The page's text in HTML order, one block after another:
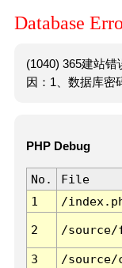
Database
(1040) 365建站
因：1、数据库密
PHP Debug
No. File
1
/
2 /source/
3 /source/